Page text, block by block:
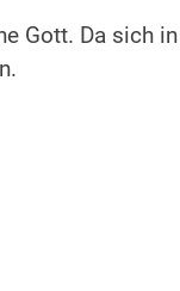
Gott. Da sich